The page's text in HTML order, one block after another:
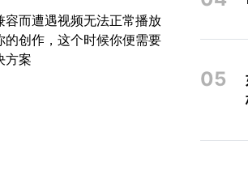
而遭遇视频无法正常播放
创作，这个时候你便需要
方案
05